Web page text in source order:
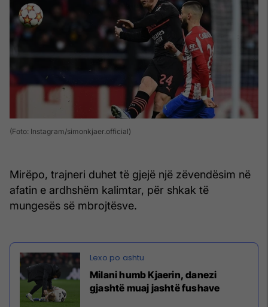
(Foto: Instagram/simonkjaer.official)
Mirëpo, trajneri duhet të gjejë një zëvendësim në
afatin e ardhshëm kalimtar, për shkak të
mungesës së mbrojtësve.
Milani humb Kjaerin, danezi
gjashtë muaj jashtë fushave